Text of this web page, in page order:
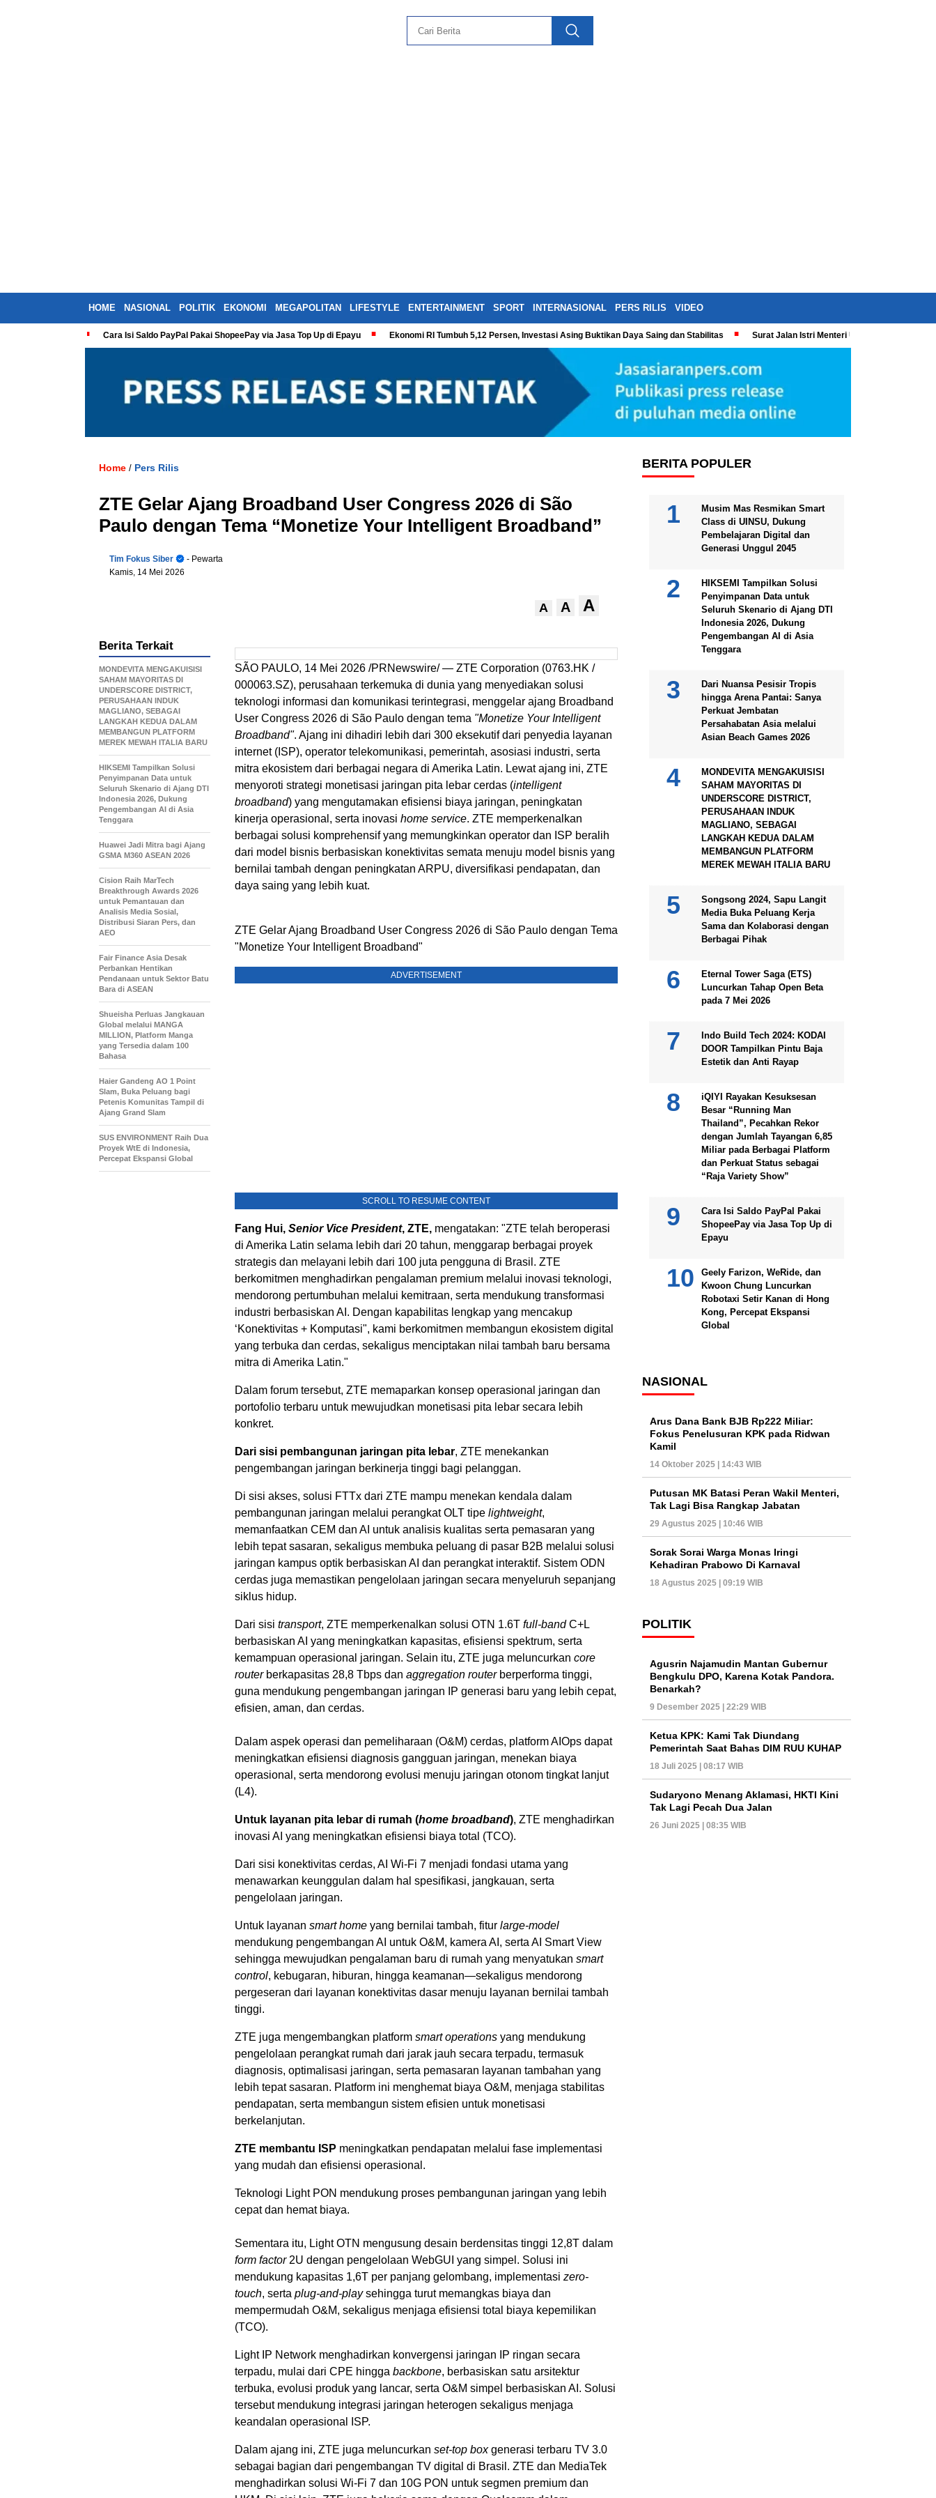
HOME NASIONAL POLITIK EKONOMI MEGAPOLITAN LIFESTYLE ENTERTAINMENT SPORT INTERNASIONAL PERS RILIS VIDEO
Cara Isi Saldo PayPal Pakai ShopeePay via Jasa Top Up di Epayu Ekonomi RI Tumbuh 5,12 Persen, Investasi Asing Buktikan Daya Saing dan Stabilitas Surat Jalan Istri Menteri UMKM Meledak,
Home / Pers Rilis
ZTE Gelar Ajang Broadband User Congress 2026 di São
Paulo dengan Tema “Monetize Your Intelligent Broadband”
Tim Fokus Siber
- Pewarta
Kamis, 14 Mei 2026
A A A
SÃO PAULO, 14 Mei 2026 /PRNewswire/ — ZTE Corporation (0763.HK /
000063.SZ), perusahaan terkemuka di dunia yang menyediakan solusi
teknologi informasi dan komunikasi terintegrasi, menggelar ajang Broadband
User Congress 2026 di São Paulo dengan tema "Monetize Your Intelligent
Broadband". Ajang ini dihadiri lebih dari 300 eksekutif dari penyedia layanan
internet (ISP), operator telekomunikasi, pemerintah, asosiasi industri, serta
mitra ekosistem dari berbagai negara di Amerika Latin. Lewat ajang ini, ZTE
menyoroti strategi monetisasi jaringan pita lebar cerdas (intelligent
broadband) yang mengutamakan efisiensi biaya jaringan, peningkatan
kinerja operasional, serta inovasi home service. ZTE memperkenalkan
berbagai solusi komprehensif yang memungkinkan operator dan ISP beralih
dari model bisnis berbasiskan konektivitas semata menuju model bisnis yang
bernilai tambah dengan peningkatan ARPU, diversifikasi pendapatan, dan
daya saing yang lebih kuat.
ZTE Gelar Ajang Broadband User Congress 2026 di São Paulo dengan Tema
"Monetize Your Intelligent Broadband"
ADVERTISEMENT
SCROLL TO RESUME CONTENT
Fang Hui, Senior Vice President, ZTE, mengatakan: "ZTE telah beroperasi
di Amerika Latin selama lebih dari 20 tahun, menggarap berbagai proyek
strategis dan melayani lebih dari 100 juta pengguna di Brasil. ZTE
berkomitmen menghadirkan pengalaman premium melalui inovasi teknologi,
mendorong pertumbuhan melalui kemitraan, serta mendukung transformasi
industri berbasiskan AI. Dengan kapabilitas lengkap yang mencakup
‘Konektivitas + Komputasi", kami berkomitmen membangun ekosistem digital
yang terbuka dan cerdas, sekaligus menciptakan nilai tambah baru bersama
mitra di Amerika Latin."
Dalam forum tersebut, ZTE memaparkan konsep operasional jaringan dan
portofolio terbaru untuk mewujudkan monetisasi pita lebar secara lebih
konkret.
Dari sisi pembangunan jaringan pita lebar, ZTE menekankan
pengembangan jaringan berkinerja tinggi bagi pelanggan.
Di sisi akses, solusi FTTx dari ZTE mampu menekan kendala dalam
pembangunan jaringan melalui perangkat OLT tipe lightweight,
memanfaatkan CEM dan AI untuk analisis kualitas serta pemasaran yang
lebih tepat sasaran, sekaligus membuka peluang di pasar B2B melalui solusi
jaringan kampus optik berbasiskan AI dan perangkat interaktif. Sistem ODN
cerdas juga memastikan pengelolaan jaringan secara menyeluruh sepanjang
siklus hidup.
Dari sisi transport, ZTE memperkenalkan solusi OTN 1.6T full-bandC+L
berbasiskan AI yang meningkatkan kapasitas, efisiensi spektrum, serta
kemampuan operasional jaringan. Selain itu, ZTE juga meluncurkan core
routerberkapasitas 28,8 Tbps dan aggregation routerberperforma tinggi,
guna mendukung pengembangan jaringan IP generasi baru yang lebih cepat,
efisien, aman, dan cerdas.
Dalam aspek operasi dan pemeliharaan (O&M) cerdas, platform AIOps dapat
meningkatkan efisiensi diagnosis gangguan jaringan, menekan biaya
operasional, serta mendorong evolusi menuju jaringan otonom tingkat lanjut
(L4).
Untuk layanan pita lebar di rumah (home broadband), ZTE menghadirkan
inovasi AI yang meningkatkan efisiensi biaya total (TCO).
Dari sisi konektivitas cerdas, AI Wi-Fi 7 menjadi fondasi utama yang
menawarkan keunggulan dalam hal spesifikasi, jangkauan, serta
pengelolaan jaringan.
Untuk layanan smart home yang bernilai tambah, fitur large-model
mendukung pengembangan AI untuk O&M, kamera AI, serta AI Smart View
sehingga mewujudkan pengalaman baru di rumah yang menyatukan smart
control, kebugaran, hiburan, hingga keamanan—sekaligus mendorong
pergeseran dari layanan konektivitas dasar menuju layanan bernilai tambah
tinggi.
ZTE juga mengembangkan platform smart operations yang mendukung
pengelolaan perangkat rumah dari jarak jauh secara terpadu, termasuk
diagnosis, optimalisasi jaringan, serta pemasaran layanan tambahan yang
lebih tepat sasaran. Platform ini menghemat biaya O&M, menjaga stabilitas
pendapatan, serta membangun sistem efisien untuk monetisasi
berkelanjutan.
ZTE membantu ISP meningkatkan pendapatan melalui fase implementasi
yang mudah dan efisiensi operasional.
Teknologi Light PON mendukung proses pembangunan jaringan yang lebih
cepat dan hemat biaya.
Sementara itu, Light OTN mengusung desain berdensitas tinggi 12,8T dalam
form factor2U dengan pengelolaan WebGUI yang simpel. Solusi ini
mendukung kapasitas 1,6T per panjang gelombang, implementasi zero-
touch, serta plug-and-playsehingga turut memangkas biaya dan
mempermudah O&M, sekaligus menjaga efisiensi total biaya kepemilikan
(TCO).
Light IP Network menghadirkan konvergensi jaringan IP ringan secara
terpadu, mulai dari CPE hingga backbone, berbasiskan satu arsitektur
terbuka, evolusi produk yang lancar, serta O&M simpel berbasiskan AI. Solusi
tersebut mendukung integrasi jaringan heterogen sekaligus menjaga
keandalan operasional ISP.
Dalam ajang ini, ZTE juga meluncurkan set-top boxgenerasi terbaru TV 3.0
sebagai bagian dari pengembangan TV digital di Brasil. ZTE dan MediaTek
menghadirkan solusi Wi-Fi 7 dan 10G PON untuk segmen premium dan
Berita Terkait
MONDEVITA MENGAKUISISI
SAHAM MAYORITAS DI
UNDERSCORE DISTRICT,
PERUSAHAAN INDUK
MAGLIANO, SEBAGAI
LANGKAH KEDUA DALAM
MEMBANGUN PLATFORM
MEREK MEWAH ITALIA BARU
HIKSEMI Tampilkan Solusi
Penyimpanan Data untuk
Seluruh Skenario di Ajang DTI
Indonesia 2026, Dukung
Pengembangan AI di Asia
Tenggara
Huawei Jadi Mitra bagi Ajang
GSMA M360 ASEAN 2026
Cision Raih MarTech
Breakthrough Awards 2026
untuk Pemantauan dan
Analisis Media Sosial,
Distribusi Siaran Pers, dan
AEO
Fair Finance Asia Desak
Perbankan Hentikan
Pendanaan untuk Sektor Batu
Bara di ASEAN
Shueisha Perluas Jangkauan
Global melalui MANGA
MILLION, Platform Manga
yang Tersedia dalam 100
Bahasa
Haier Gandeng AO 1 Point
Slam, Buka Peluang bagi
Petenis Komunitas Tampil di
Ajang Grand Slam
SUS ENVIRONMENT Raih Dua
Proyek WtE di Indonesia,
Percepat Ekspansi Global
BERITA POPULER
Musim Mas Resmikan Smart
Class di UINSU, Dukung
Pembelajaran Digital dan
Generasi Unggul 2045
HIKSEMI Tampilkan Solusi
Penyimpanan Data untuk
Seluruh Skenario di Ajang DTI
Indonesia 2026, Dukung
Pengembangan AI di Asia
Tenggara
Dari Nuansa Pesisir Tropis
hingga Arena Pantai: Sanya
Perkuat Jembatan
Persahabatan Asia melalui
Asian Beach Games 2026
MONDEVITA MENGAKUISISI
SAHAM MAYORITAS DI
UNDERSCORE DISTRICT,
PERUSAHAAN INDUK
MAGLIANO, SEBAGAI
LANGKAH KEDUA DALAM
MEMBANGUN PLATFORM
MEREK MEWAH ITALIA BARU
Songsong 2024, Sapu Langit
Media Buka Peluang Kerja
Sama dan Kolaborasi dengan
Berbagai Pihak
Eternal Tower Saga (ETS)
Luncurkan Tahap Open Beta
pada 7 Mei 2026
Indo Build Tech 2024: KODAI
DOOR Tampilkan Pintu Baja
Estetik dan Anti Rayap
iQIYI Rayakan Kesuksesan
Besar “Running Man
Thailand”, Pecahkan Rekor
dengan Jumlah Tayangan 6,85
Miliar pada Berbagai Platform
dan Perkuat Status sebagai
“Raja Variety Show”
Cara Isi Saldo PayPal Pakai
ShopeePay via Jasa Top Up di
Epayu
Geely Farizon, WeRide, dan
Kwoon Chung Luncurkan
Robotaxi Setir Kanan di Hong
Kong, Percepat Ekspansi
Global
NASIONAL
Arus Dana Bank BJB Rp222 Miliar:
Fokus Penelusuran KPK pada Ridwan
Kamil
14 Oktober 2025 | 14:43 WIB
Putusan MK Batasi Peran Wakil Menteri,
Tak Lagi Bisa Rangkap Jabatan
29 Agustus 2025 | 10:46 WIB
Sorak Sorai Warga Monas Iringi
Kehadiran Prabowo Di Karnaval
18 Agustus 2025 | 09:19 WIB
POLITIK
Agusrin Najamudin Mantan Gubernur
Bengkulu DPO, Karena Kotak Pandora.
Benarkah?
9 Desember 2025 | 22:29 WIB
Ketua KPK: Kami Tak Diundang
Pemerintah Saat Bahas DIM RUU KUHAP
18 Juli 2025 | 08:17 WIB
Sudaryono Menang Aklamasi, HKTI Kini
Tak Lagi Pecah Dua Jalan
26 Juni 2025 | 08:35 WIB